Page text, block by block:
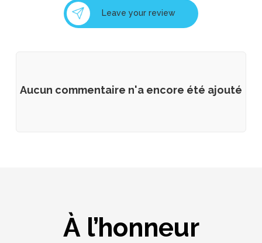
Leave your review
Aucun commentaire n'a encore été ajouté
À l’honneur